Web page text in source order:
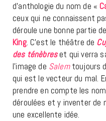
d’anthologie du nom de «
ceux qui ne connaissent
déroule une bonne partie
King. C’est le théâtre de
des ténèbreset qui verra
l’image de Salemtoujours
qui est le vecteur du mal.
prendre en compte les
déroulées et y inventer de
une excellente idée.